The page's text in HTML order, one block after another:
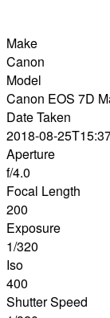
Make
Canon
Model
Canon EOS 7D
Date Taken
2018-08-
Aperture
f/4.0
Focal Length
200
Exposure
1/320
Iso
400
Shutter Speed